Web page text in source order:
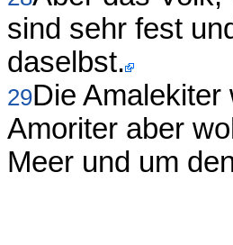
sind sehr fest
daselbst.
29Die
Amoriter aber
Meer und um